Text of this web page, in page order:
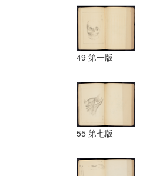
49 第一版
55 第七版